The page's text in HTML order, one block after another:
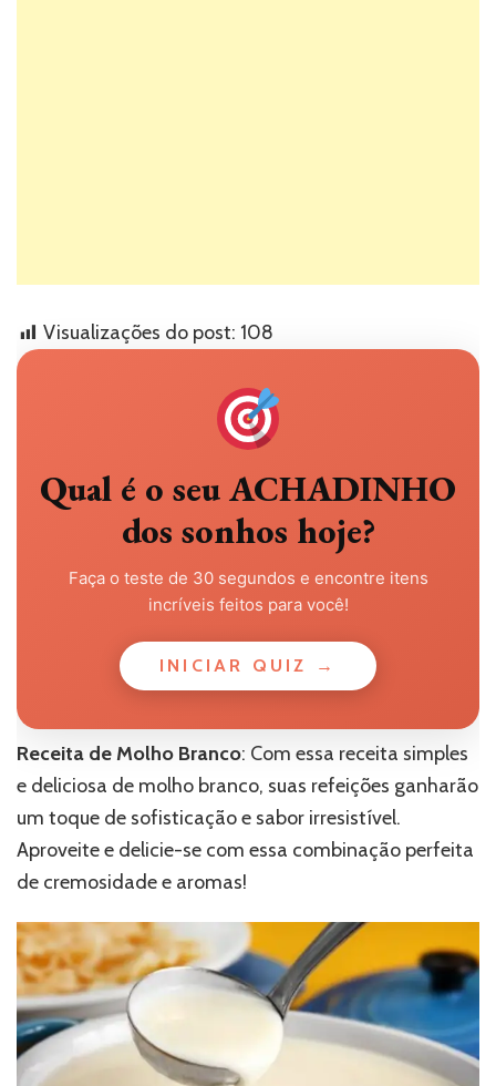
Visualizações do post: 108
Qual é o seu ACHADINHO
dos sonhos hoje?
Faça o teste de 30 segundos e encontre itens
incríveis feitos para você!
INICIAR QUIZ →
Receita de Molho Branco: Com essa receita simples
e deliciosa de molho branco, suas refeições ganharão
um toque de sofisticação e sabor irresistível.
Aproveite e delicie-se com essa combinação perfeita
de cremosidade e aromas!